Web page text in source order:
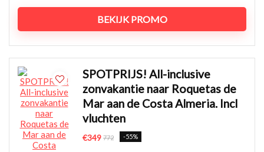
BEKIJK PROMO
SPOTPRIJS! All-inclusive
zonvakantie naar Roquetas de
Mar aan de Costa Almeria. Incl
vluchten
€349 772 -55%